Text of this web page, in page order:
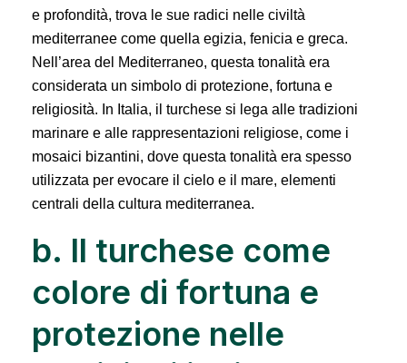
e profondità, trova le sue radici nelle civiltà
mediterranee come quella egizia, fenicia e greca.
Nell’area del Mediterraneo, questa tonalità era
considerata un simbolo di protezione, fortuna e
religiosità. In Italia, il turchese si lega alle tradizioni
marinare e alle rappresentazioni religiose, come i
mosaici bizantini, dove questa tonalità era spesso
utilizzata per evocare il cielo e il mare, elementi
centrali della cultura mediterranea.
b. Il turchese come
colore di fortuna e
protezione nelle